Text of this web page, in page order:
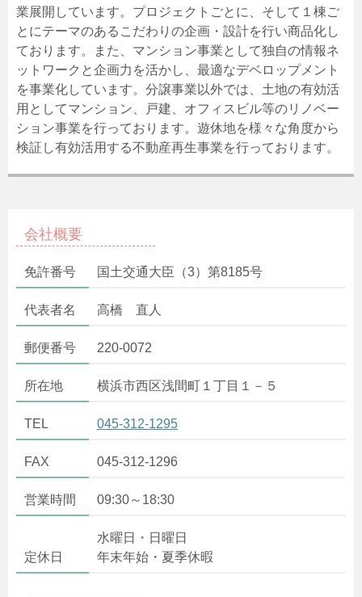
業展開しています。プロジェクトごとに、そして１棟ご
とにテーマのあるこだわりの企画・設計を行い商品化し
ております。また、マンション事業として独自の情報ネ
ットワークと企画力を活かし、最適なデベロップメント
を事業化しています。分譲事業以外では、土地の有効活
用としてマンション、戸建、オフィスビル等のリノベー
ション事業を行っております。遊休地を様々な角度から
検証し有効活用する不動産再生事業を行っております。
会社概要
免許番号 国土交通大臣（3）第8185号
代表者名 高橋 直人
郵便番号 220-0072
所在地 横浜市西区浅間町１丁目１－５
TEL 045-312-1295
FAX 045-312-1296
営業時間 09:30～18:30
定休日
水曜日・日曜日
年末年始・夏季休暇